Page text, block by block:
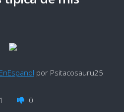
por Psitacosauru25
1 0